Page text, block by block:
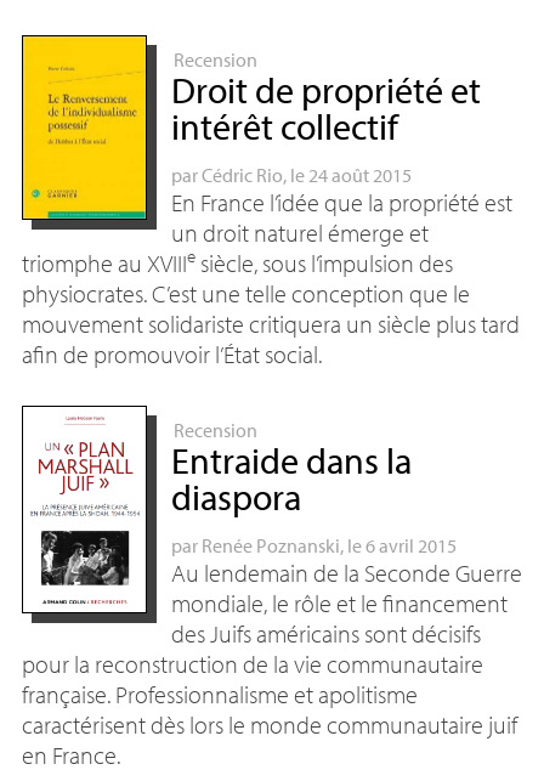
Recension
Droit de propriété et
intérêt collectif
parCédric Rio, le 24 août 2015
En France l’idée que la propriété est
un droit naturel émerge et
triomphe au XVIIIesiècle, sous l’impulsion des
physiocrates. C’est une telle conception que le
mouvement solidariste critiquera un siècle plus tard
afin de promouvoir l’État social.
Recension
Entraide dans la
diaspora
par Renée Poznanski, le 6 avril 2015
Au lendemain de la Seconde Guerre
mondiale, le rôle et le financement
des Juifs américains sont décisifs
pour la reconstruction de la vie communautaire
française. Professionnalisme et apolitisme
caractérisent dès lors le monde communautaire juif
en France.